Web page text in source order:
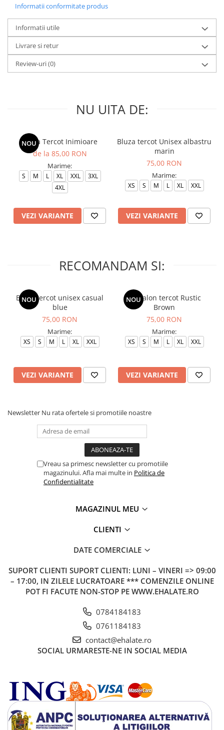
Informatii conformitate produs
Informatii utile
Livrare si retur
Review-uri(0)
NU UITA DE:
NOU
Bluza Tercot Inimioare
de la 85,00 RON
Marime:
S M L XL XXL
3XL
4XL
VEZI VARIANTE
Bluza tercot Unisex albastru
marin
75,00 RON
Marime:
XS S M L XL XXL
VEZI VARIANTE
RECOMANDAM SI:
NOU
Bluza tercot unisex casual
blue
75,00 RON
Marime:
XS S M L XL XXL
VEZI VARIANTE
NOU
Pantalon tercot Rustic
Brown
75,00 RON
Marime:
XS S M L XL XXL
VEZI VARIANTE
Newsletter Nu rata ofertele si promotiile noastre
Vreau sa primesc newsletter cu promotiile
magazinului. Afla mai multe in Politica de
Confidentialitate
MAGAZINUL MEU
CLIENTI
DATE COMERCIALE
SUPORT CLIENTI SUPORT CLIENTI: LUNI – VINERI => 09:00
– 17:00, IN ZILELE LUCRATOARE *** COMENZILE ONLINE
POT FI FACUTE NON-STOP PE WWW.EHALATE.RO
0784184183
0761184183
contact@ehalate.ro
SOCIAL URMARESTE-NE IN SOCIAL MEDIA